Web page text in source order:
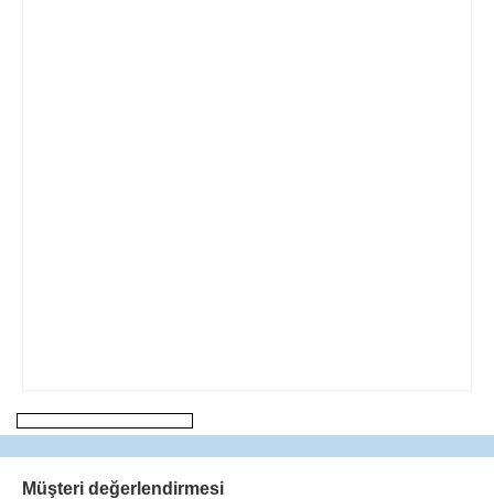
Müşteri değerlendirmesi